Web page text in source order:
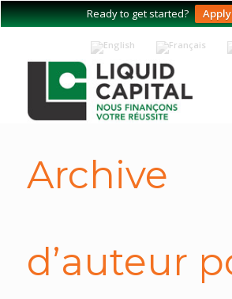
Ready to get started?
Archive
d’auteur